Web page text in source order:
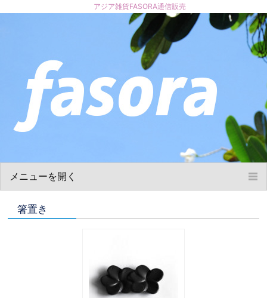
アジア雑貨FASORA通信販売
メニューを開く
お買い物について
箸置き